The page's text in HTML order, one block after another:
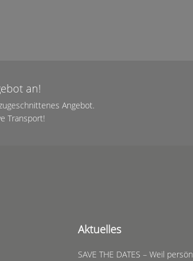
an!
Angebot.
Transport!
Aktuelles
SAVE THE DATES – Weil